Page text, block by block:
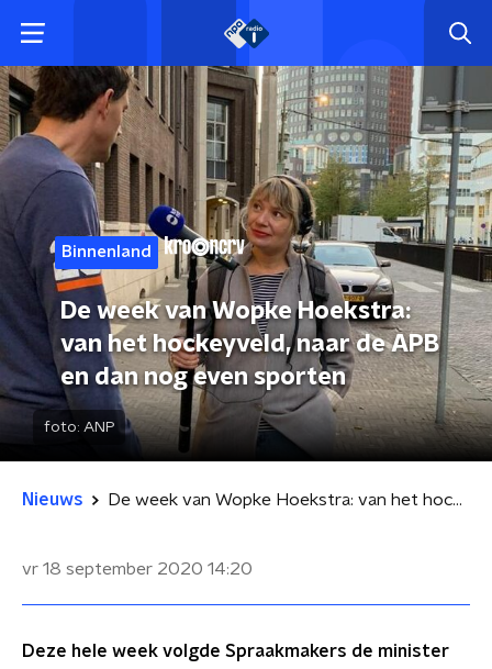
Binnenland
De week van Wopke Hoekstra:
van het hockeyveld, naar de APB
en dan nog even sporten
foto: ANP
Nieuws De week van Wopke Hoekstra: van het hockeyveld, naar de APB en dan nog even sporten
vr 18 september 2020 14:20
Deze hele week volgde Spraakmakers de minister